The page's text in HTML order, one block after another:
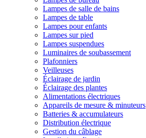
Lampes de salle de bains
Lampes de table
Lampes pour enfants
Lampes sur pied
Lampes suspendues
Luminaires de soubassement
Plafonniers
Veilleuses
Éclairage de jardin
Éclairage des plantes
Alimentations électriques
Appareils de mesure & minuteurs
Batteries & accumulateurs
Distribution électrique
Gestion du câblage